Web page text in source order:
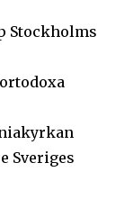
Stockholms
Sveriges